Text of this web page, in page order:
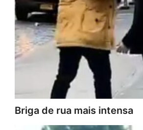
Briga de rua mais intensa